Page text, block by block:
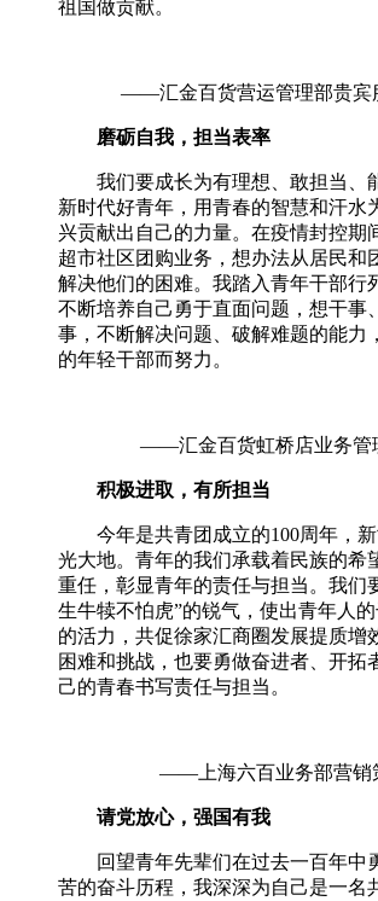
祖国做贡献。
——汇金百货营运管理部贵宾
磨砺自我，担当表率
我们要成长为有理想、敢担当、
新时代好青年，用青春的智慧和汗水
兴贡献出自己的力量。在疫情封控期
超市社区团购业务，想办法从居民和
解决他们的困难。我踏入青年干部行
不断培养自己勇于直面问题，想干事
事，不断解决问题、破解难题的能力
的年轻干部而努力。
——汇金百货虹桥店业务管
积极进取，有所担当
今年是共青团成立的100周年，
光大地。青年的我们承载着民族的希
重任，彰显青年的责任与担当。我们
生牛犊不怕虎”的锐气，使出青年人
的活力，共促徐家汇商圈发展提质增
困难和挑战，也要勇做奋进者、开拓
己的青春书写责任与担当。
——上海六百业务部营销
请党放心，强国有我
回望青年先辈们在过去一百年中
苦的奋斗历程，我深深为自己是一名